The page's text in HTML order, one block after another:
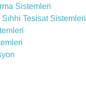
Sistemleri
Tesisat Sistemleri